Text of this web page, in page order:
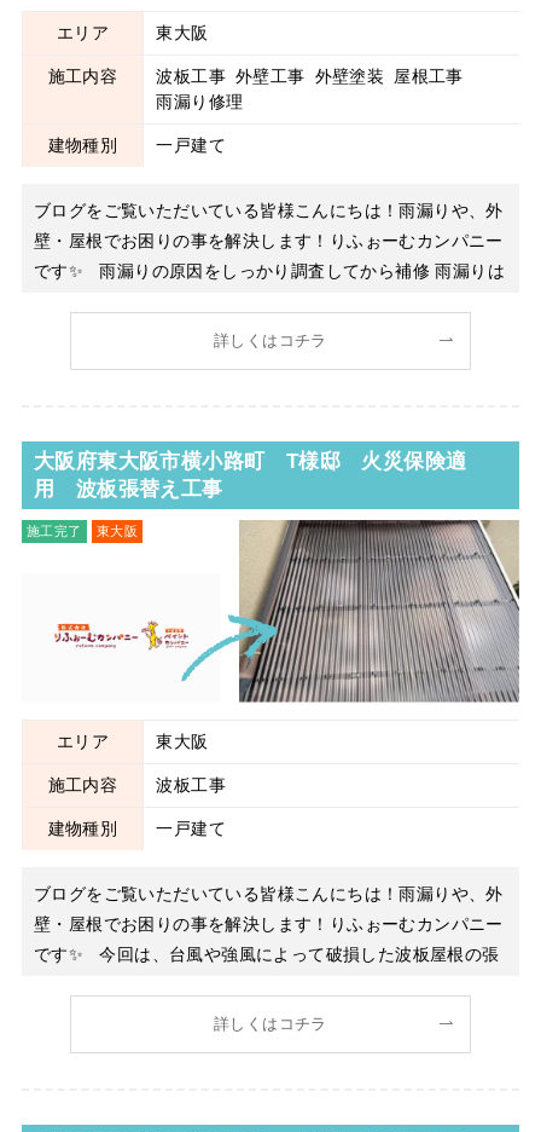
エリア 東大阪
施工内容 波板工事 外壁工事 外壁塗装
屋根工事
雨漏り修理
建物種別 一戸建て
ブログをご覧いただいている皆様こんにちは！雨漏りや、外
壁・屋根でお困りの事を解決します！りふぉーむカンパニー
です✨ 雨漏りの原因をしっかり調査してから補修 雨漏りは
あります。 今回も事前にしっかりと現地調査を行い、雨水
詳しくはコチラ
大阪府東大阪市横小路町 T様邸 火災保険適
用 波板張替え工事
施工完了 東大阪
エリア 東大阪
施工内容 波板工事
建物種別 一戸建て
ブログをご覧いただいている皆様こんにちは！雨漏りや、外
壁・屋根でお困りの事を解決します！りふぉーむカンパニー
です✨ 今回は、台風や強風によって破損した波板屋根の張
飛んでしまった」「フックが外れている」「バタバタと音が
詳しくはコチラ